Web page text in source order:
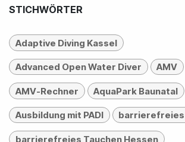
STICHWÖRTER
Adaptive Diving Kassel
Advanced Open Water Diver AMV
AMV-Rechner AquaPark Baunatal
Ausbildung mit PADI barrierefreies
barrierefreies Tauchen Hessen